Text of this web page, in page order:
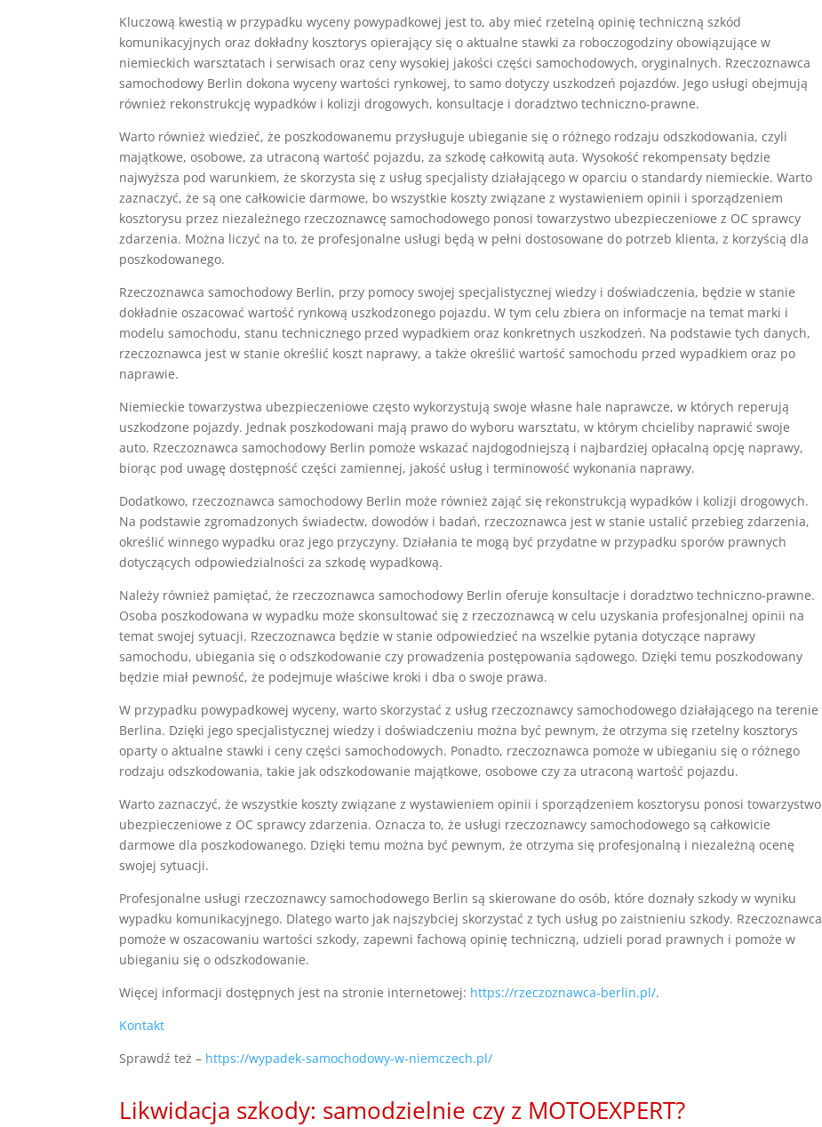
Kluczową kwestią w przypadku wyceny powypadkowej jest to, aby mieć rzetelną opinię techniczną szkód
komunikacyjnych oraz dokładny kosztorys opierający się o aktualne stawki za roboczogodziny obowiązujące w
niemieckich warsztatach i serwisach oraz ceny wysokiej jakości części samochodowych, oryginalnych. Rzeczoznawca
samochodowy Berlin dokona wyceny wartości rynkowej, to samo dotyczy uszkodzeń pojazdów. Jego usługi obejmują
również rekonstrukcję wypadków i kolizji drogowych, konsultacje i doradztwo techniczno-prawne.
Warto również wiedzieć, że poszkodowanemu przysługuje ubieganie się o różnego rodzaju odszkodowania, czyli
majątkowe, osobowe, za utraconą wartość pojazdu, za szkodę całkowitą auta. Wysokość rekompensaty będzie
najwyższa pod warunkiem, że skorzysta się z usług specjalisty działającego w oparciu o standardy niemieckie. Warto
zaznaczyć, że są one całkowicie darmowe, bo wszystkie koszty związane z wystawieniem opinii i sporządzeniem
kosztorysu przez niezależnego rzeczoznawcę samochodowego ponosi towarzystwo ubezpieczeniowe z OC sprawcy
zdarzenia. Można liczyć na to, że profesjonalne usługi będą w pełni dostosowane do potrzeb klienta, z korzyścią dla
poszkodowanego.
Rzeczoznawca samochodowy Berlin, przy pomocy swojej specjalistycznej wiedzy i doświadczenia, będzie w stanie
dokładnie oszacować wartość rynkową uszkodzonego pojazdu. W tym celu zbiera on informacje na temat marki i
modelu samochodu, stanu technicznego przed wypadkiem oraz konkretnych uszkodzeń. Na podstawie tych danych,
rzeczoznawca jest w stanie określić koszt naprawy, a także określić wartość samochodu przed wypadkiem oraz po
naprawie.
Niemieckie towarzystwa ubezpieczeniowe często wykorzystują swoje własne hale naprawcze, w których reperują
uszkodzone pojazdy. Jednak poszkodowani mają prawo do wyboru warsztatu, w którym chcieliby naprawić swoje
auto. Rzeczoznawca samochodowy Berlin pomoże wskazać najdogodniejszą i najbardziej opłacalną opcję naprawy,
biorąc pod uwagę dostępność części zamiennej, jakość usług i terminowość wykonania naprawy.
Dodatkowo, rzeczoznawca samochodowy Berlin może również zająć się rekonstrukcją wypadków i kolizji drogowych.
Na podstawie zgromadzonych świadectw, dowodów i badań, rzeczoznawca jest w stanie ustalić przebieg zdarzenia,
określić winnego wypadku oraz jego przyczyny. Działania te mogą być przydatne w przypadku sporów prawnych
dotyczących odpowiedzialności za szkodę wypadkową.
Należy również pamiętać, że rzeczoznawca samochodowy Berlin oferuje konsultacje i doradztwo techniczno-prawne.
Osoba poszkodowana w wypadku może skonsultować się z rzeczoznawcą w celu uzyskania profesjonalnej opinii na
temat swojej sytuacji. Rzeczoznawca będzie w stanie odpowiedzieć na wszelkie pytania dotyczące naprawy
samochodu, ubiegania się o odszkodowanie czy prowadzenia postępowania sądowego. Dzięki temu poszkodowany
będzie miał pewność, że podejmuje właściwe kroki i dba o swoje prawa.
W przypadku powypadkowej wyceny, warto skorzystać z usług rzeczoznawcy samochodowego działającego na terenie
Berlina. Dzięki jego specjalistycznej wiedzy i doświadczeniu można być pewnym, że otrzyma się rzetelny kosztorys
oparty o aktualne stawki i ceny części samochodowych. Ponadto, rzeczoznawca pomoże w ubieganiu się o różnego
rodzaju odszkodowania, takie jak odszkodowanie majątkowe, osobowe czy za utraconą wartość pojazdu.
Warto zaznaczyć, że wszystkie koszty związane z wystawieniem opinii i sporządzeniem kosztorysu ponosi towarzystwo
ubezpieczeniowe z OC sprawcy zdarzenia. Oznacza to, że usługi rzeczoznawcy samochodowego są całkowicie
darmowe dla poszkodowanego. Dzięki temu można być pewnym, że otrzyma się profesjonalną i niezależną ocenę
swojej sytuacji.
Profesjonalne usługi rzeczoznawcy samochodowego Berlin są skierowane do osób, które doznały szkody w wyniku
wypadku komunikacyjnego. Dlatego warto jak najszybciej skorzystać z tych usług po zaistnieniu szkody. Rzeczoznawca
pomoże w oszacowaniu wartości szkody, zapewni fachową opinię techniczną, udzieli porad prawnych i pomoże w
ubieganiu się o odszkodowanie.
Więcej informacji dostępnych jest na stronie internetowej: https://rzeczoznawca-berlin.pl/.
Kontakt
Sprawdź też – https://wypadek-samochodowy-w-niemczech.pl/
Likwidacja szkody: samodzielnie czy z MOTOEXPERT?